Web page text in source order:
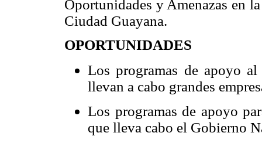
Oportunidades y Amenazas en
Ciudad Guayana.
OPORTUNIDADES
Los programas de apoyo
llevan a cabo grandes
Los programas de apoyo
que lleva cabo el Gobierno